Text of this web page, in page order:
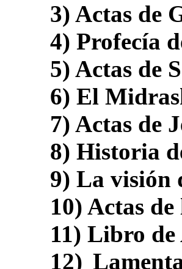
3) Actas de
4) Profecía
5) Actas de
6) El
7) Actas de
8) Historia
9) La visión
10) Actas
11) Libro
12)